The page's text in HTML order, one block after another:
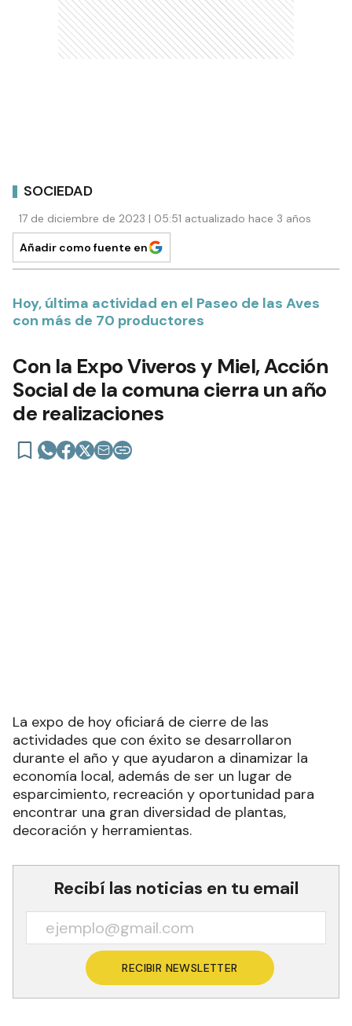
SOCIEDAD
17 de diciembre de 2023 | 05:51 actualizado hace 3 años
Añadir como fuente en
Hoy, última actividad en el Paseo de las Aves
con más de 70 productores
Con la Expo Viveros y Miel, Acción
Social de la comuna cierra un año
de realizaciones
actividades que con éxito se desarrollaron
durante el año y que ayudaron a dinamizar la
economía local, además de ser un lugar de
esparcimiento, recreación y oportunidad para
encontrar una gran diversidad de plantas,
decoración y herramientas.